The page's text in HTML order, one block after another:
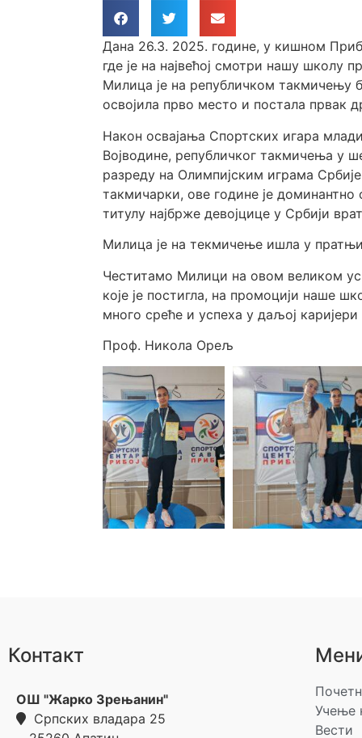
Дана 26.3. 2025. године, у кишном
где је на највећој смотри нашу
Милица је на републичком такмичењу
освојила прво место и постала првак
Након освајања Спортских игара
Војводине, републичког такмичења у
разреду на Олимпијским играма
такмичарки, ове године је
титулу најбрже девојцице у Србији
Милица је на текмичење ишла у
Честитамо Милици на овом великом
које је постигла, на промоцији наше
много среће и успеха у даљој
Проф. Никола Орељ
Контакт
ОШ "Жарко Зрењанин"
Српских владара 25
Учење
Вести